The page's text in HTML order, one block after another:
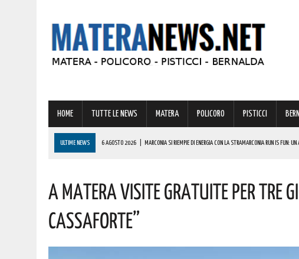
HOME TUTTE LE NEWS MATERA POLICORO PISTICCI
ULTIME NEWS 6 AGOSTO 2026 MARCONIA SI RIEMPIE DI ENERGIA CON LA STRAMARCONIA RUN IS FUN:
6 AGOSTO 2026 | VALSINNI CELEBRA LA POETESSA ISABELLA MORRA CON DUE SPETTACOLI TEATRALI! ECCO LE
6 AGOSTO 2026 | A FERRANDINA NUOVE ROTONDE E SPARTITRAFFICO PER MIGLIORARE IL DECORO URBANO E LA
A MATERA VISITE GRATUITE PER TRE
CASSAFORTE”